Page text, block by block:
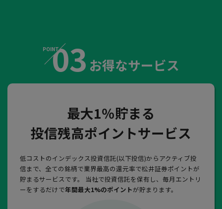
POINT03 お得なサービス
最大1％貯まる
投信残高ポイントサービス
低コストのインデックス投資信託(以下投信)からアクティブ投
信まで、全ての銘柄で業界最高の還元率で松井証券ポイントが
貯まるサービスです。 当社で投資信託を保有し、毎月エントリ
ーをするだけで年間最大1%のポイントが貯まります。